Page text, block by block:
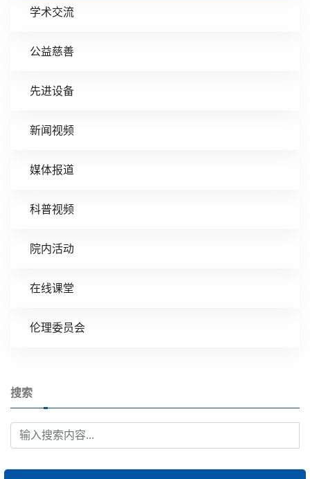
学术交流
公益慈善
先进设备
新闻视频
媒体报道
科普视频
院内活动
在线课堂
伦理委员会
搜索